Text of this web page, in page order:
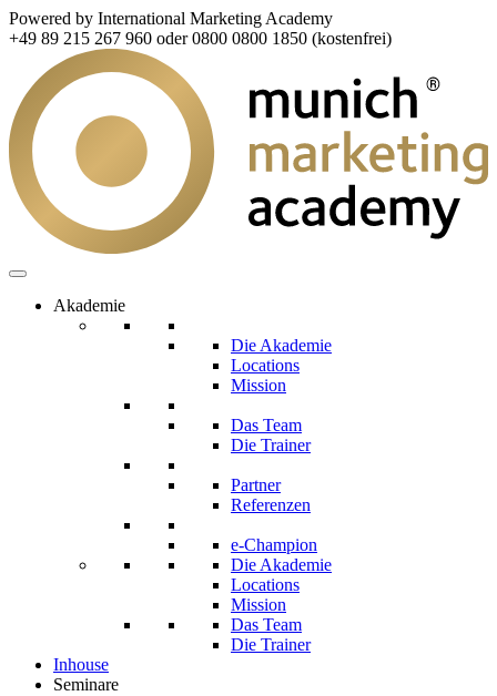
Powered by International Marketing Academy
+49 89 215 267 960 oder 0800 0800 1850 (kostenfrei)
Akademie
Die Akademie
Locations
Mission
Das Team
Die Trainer
Partner
Referenzen
e-Champion
Die Akademie
Locations
Mission
Das Team
Die Trainer
Inhouse
Seminare